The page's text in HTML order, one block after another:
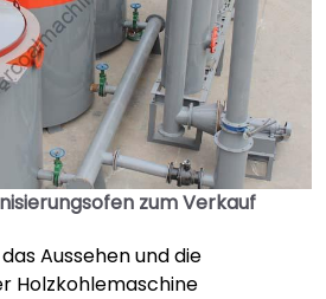
zum Verkauf
Aussehen und die
Holzkohlemaschine